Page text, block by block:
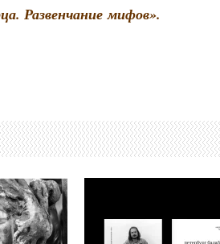
Раз­вен­ча­ние мифов».